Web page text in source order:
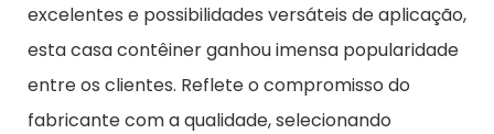
excelentes e possibilidades versáteis de aplicação,
esta casa contêiner ganhou imensa popularidade
entre os clientes. Reflete o compromisso do
fabricante com a qualidade, selecionando